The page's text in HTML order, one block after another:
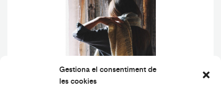
Gestiona el consentiment de
les cookies